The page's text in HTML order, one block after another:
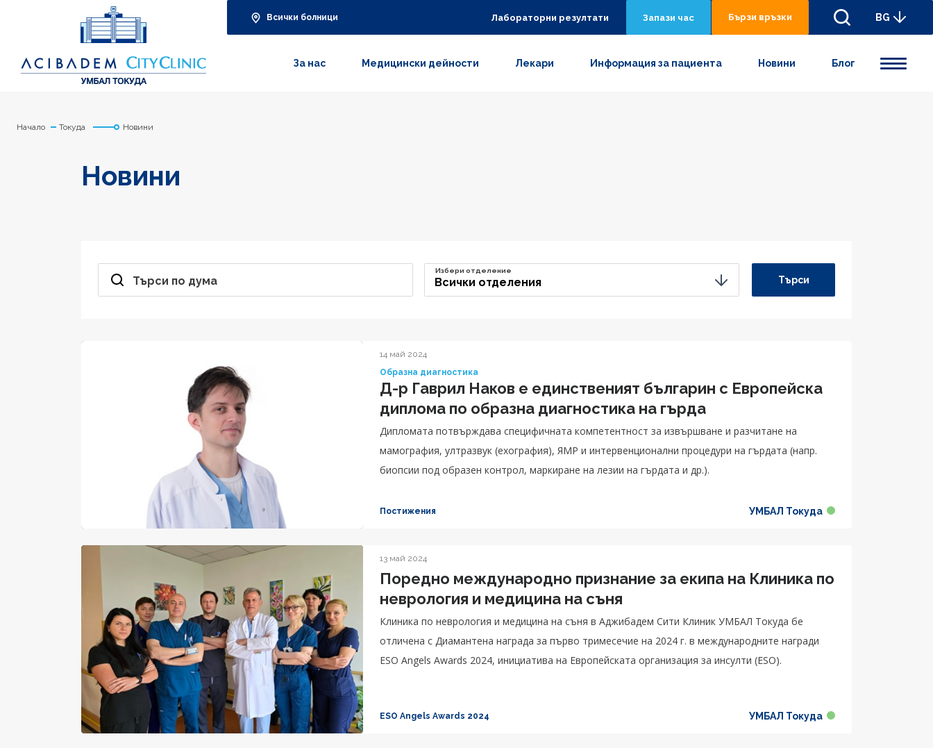
Всички болници Лабораторни резултати Запази час Бързи връзки BG
За нас Медицински дейности Лекари Информация за пациента Новини Блог
Начало Токуда Новини
Новини
Търси по дума Всички отделения
Избери отделение
Търси
14 май 2024
Образна диагностика
Д-р Гаврил Наков е единственият българин с Европейска
диплома по образна диагностика на гърда
Дипломата потвърждава специфичната компетентност за извършване и разчитане на
мамография, ултразвук (ехография), ЯМР и интервенционални процедури на гърдата (напр.
биопсии под образен контрол, маркиране на лезии на гърдата и др.).
Постижения УМБАЛ Токуда
13 май 2024
Поредно международно признание за екипа на Клиника по
неврология и медицина на съня
Клиника по неврология и медицина на съня в Аджибадем Сити Клиник УМБАЛ Токуда бе
отличена с Диамантена награда за първо тримесечие на 2024 г. в международните награди
ESO Angels Awards 2024, инициатива на Европейската организация за инсулти (ESO).
ESO Angels Awards 2024 УМБАЛ Токуда